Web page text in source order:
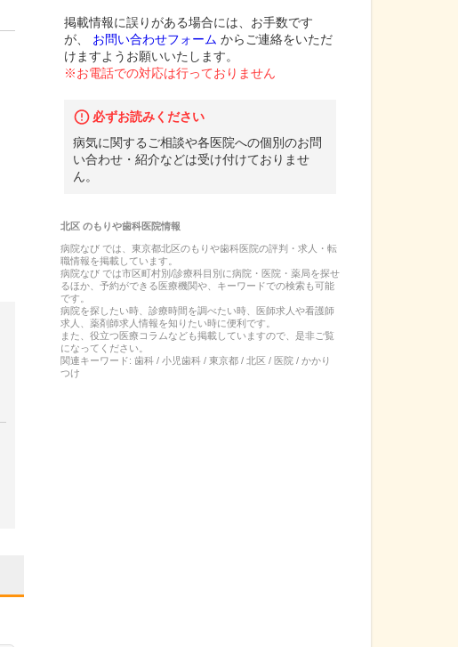
掲載情報に誤りがある場合には、お手数です
が、
お問い合わせフォーム からご連絡をいただ
けますようお願いいたします。
※お電話での対応は行っておりません
必ずお読みください
病気に関するご相談や各医院への個別のお問
い合わせ・紹介などは受け付けておりませ
ん。
北区のもりや歯科医院情報
病院なび では、 東京都北区のもりや歯科医院の評判・求人・転
職情報を掲載しています。
病院なび では市区町村別/診療科目別に病院・医院・薬局を探せ
るほか、予約ができる医療機関や、キーワードでの検索も可能
です。
病院を探したい時、診療時間を調べたい時、医師求人や看護師
求人、薬剤師求人情報を知りたい時に便利です。
また、役立つ医療コラムなども掲載していますので、是非ご覧
になってください。
関連キーワード: 歯科 / 小児歯科 / 東京都 / 北区 / 医院 / かかり
つけ